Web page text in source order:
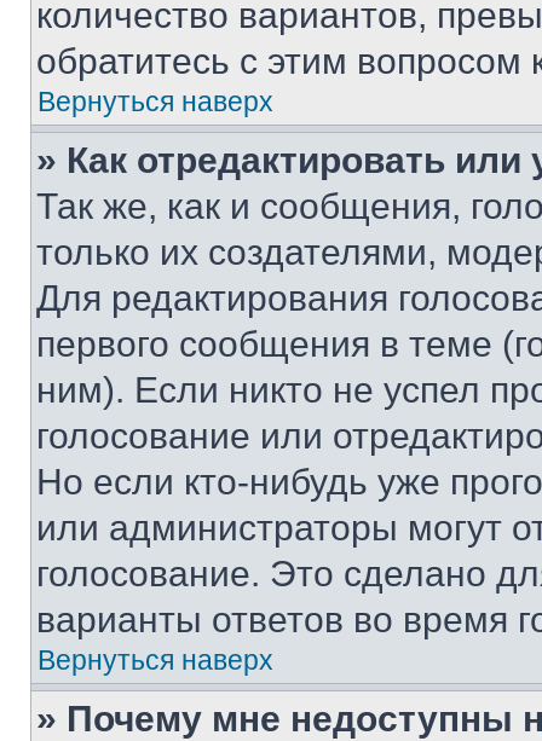
количество вариантов,
обратитесь с этим вопросом
Вернуться наверх
» Как отредактировать
Так же, как и сообщения,
только их создателями,
Для редактирования
первого сообщения в теме
ним). Если никто не успел
голосование или
Но если кто-нибудь уже
или администраторы могут
голосование. Это сделано
варианты ответов во время
Вернуться наверх
» Почему мне недоступны